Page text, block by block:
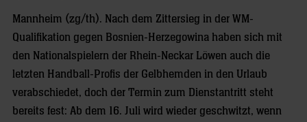
Mannheim (zg/th). Nach dem Zittersieg in der WM-
Qualifikation gegen Bosnien-Herzegowina haben sich mit
den Nationalspielern der Rhein-Neckar Löwen auch die
letzten Handball-Profis der Gelbhemden in den Urlaub
verabschiedet, doch der Termin zum Dienstantritt steht
bereits fest: Ab dem 16. Juli wird wieder geschwitzt, wenn